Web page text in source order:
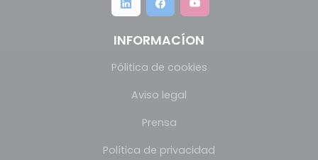
INFORMACÍON
Pólitica de cookies
Aviso legal
Prensa
Política de privacidad